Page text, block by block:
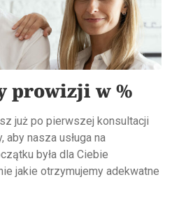
prowizji w %
już po pierwszej konsultacji
aby nasza usługa na
była dla Ciebie
jakie otrzymujemy adekwatne